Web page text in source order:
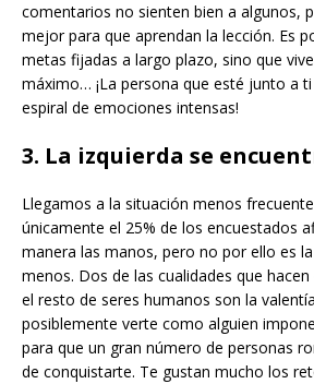
comentarios no sienten bien a algunos,
mejor para que aprendan la lección. Es
metas fijadas a largo plazo, sino que
máximo… ¡La persona que esté junto a
espiral de emociones intensas!
3. La izquierda se
Llegamos a la situación menos
únicamente el 25% de los encuestados
manera las manos, pero no por ello es
menos. Dos de las cualidades que
el resto de seres humanos son la
posiblemente verte como alguien
para que un gran número de personas
de conquistarte. Te gustan mucho los